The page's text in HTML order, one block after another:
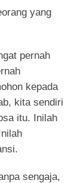
yang
pernah
kepada
kita sendiri
itu. Inilah
sengaja,